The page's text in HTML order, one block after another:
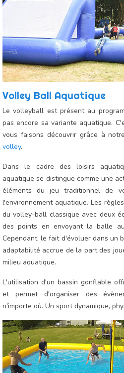
Volley Ball Aquatique
Le volleyball est présent au
pas encore sa variante aquatique.
vous faisons découvrir grâce à
volley.
Dans le cadre des loisirs
aquatique se distingue comme une
éléments du jeu traditionnel de
l'environnement aquatique. Les
du volley-ball classique avec deux
des points en envoyant la balle
Cependant, le fait d'évoluer dans un
adaptabilité accrue de la part des
milieu aquatique.
L'utilisation d'un bassin gonflable
et permet d'organiser des
n'importe où. Un sport dynamique,